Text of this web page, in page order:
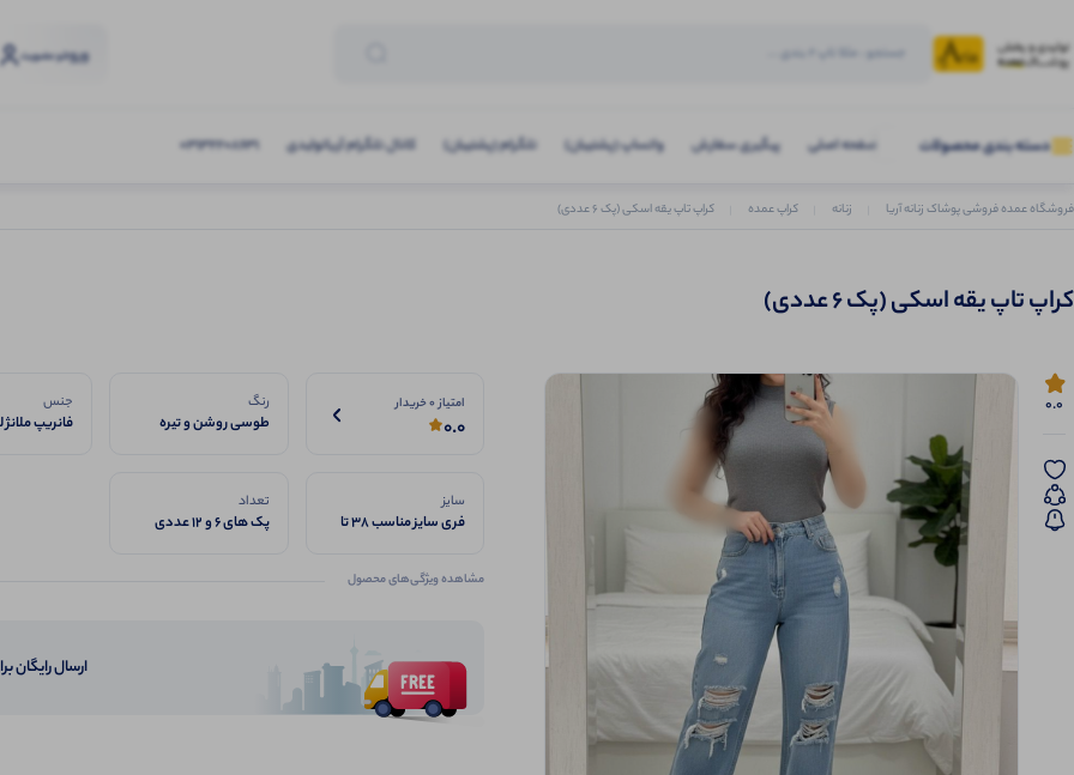
ورودو عضویت
دسته بندی محصولات صفحه اصلی پیگیری سفارش واتساپ (پشتیبان) تلگرام (پشتیبان) کانال تلگرام آریاتولیدی 03132208631
فروشگاه عمده فروشی پوشاک زنانه آریا زنانه کراپ عمده کراپ تاپ یقه اسکی (پک 6 عددی)
کراپ تاپ یقه اسکی (پک 6 عددی)
0.0 امتیاز 0 خریدار
0.0
رنگ
طوسی روشن و تیره
جنس
فانریپ ملانژ
سایز
فری سایز مناسب 38 تا
تعداد
پک های 6 و 12 عددی
مشاهده ویژگی‌های محصول
ارسال رایگان